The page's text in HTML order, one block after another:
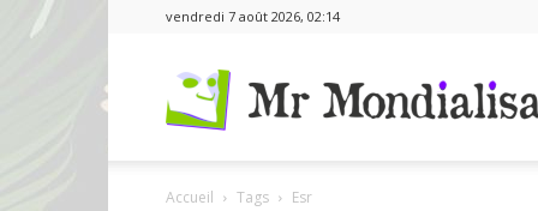
vendredi 7 août 2026, 02:14
Accueil Tags Esr